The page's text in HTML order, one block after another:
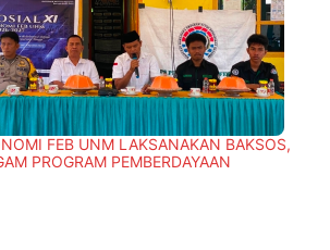
FEB UNM LAKSANAKAN BAKSOS,
PROGRAM PEMBERDAYAAN